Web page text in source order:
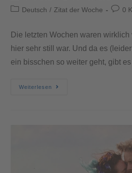
Deutsch / Zitat der Woche 0
Die letzten Wochen waren
hier sehr still war. Und da es
ein bisschen so weiter geht, gibt
Weiterlesen